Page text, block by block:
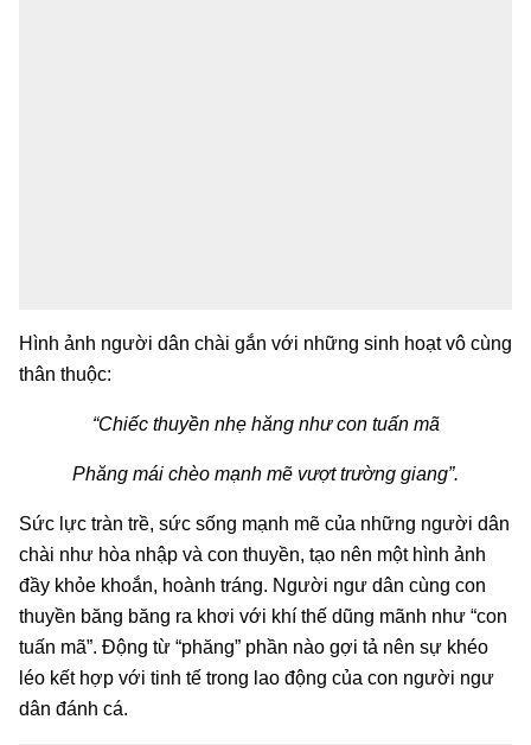
Hình ảnh người dân chài gắn với những sinh hoạt vô cùng
thân thuộc:
“Chiếc thuyền nhẹ hăng như con tuấn mã
Phăng mái chèo mạnh mẽ vượt trường giang”.
Sức lực tràn trề, sức sống mạnh mẽ của những người dân
chài như hòa nhập và con thuyền, tạo nên một hình ảnh
đầy khỏe khoắn, hoành tráng. Người ngư dân cùng con
thuyền băng băng ra khơi với khí thế dũng mãnh như “con
tuấn mã”. Động từ “phăng” phần nào gợi tả nên sự khéo
léo kết hợp với tinh tế trong lao động của con người ngư
dân đánh cá.